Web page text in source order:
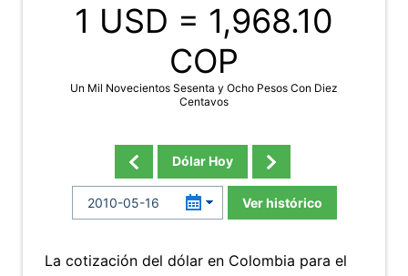
1 USD = 1,968.10
COP
Un Mil Novecientos Sesenta y Ocho Pesos Con Diez
Centavos
Dólar Hoy
Ver histórico
La cotización del dólar en Colombia para el